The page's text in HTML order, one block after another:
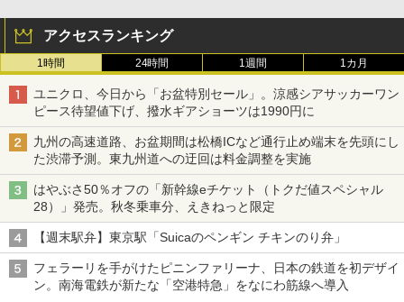
アクセスランキング
1時間 24時間 1週間 1カ月
ユニクロ、今日から「お盆特別セール」。涼感シアサッカーワン
ピース待望値下げ、撥水ギアショーツは1990円に
九州の高速道路、お盆期間は松橋ICなど通行止め端末を先頭にし
た渋滞予測。東九州道への迂回は料金調整を実施
はやぶさ50％オフの「新幹線eチケット（トクだ値スペシャル
28）」発売。秋冬乗車分、えきねっと限定
【週末駅弁】東京駅「Suicaのペンギン チキンのり弁」
フェラーリを手がけたピニンファリーナ、日本の鉄道を初デザイ
ン。南海電鉄が新たな「空港特急」をなにわ筋線へ導入